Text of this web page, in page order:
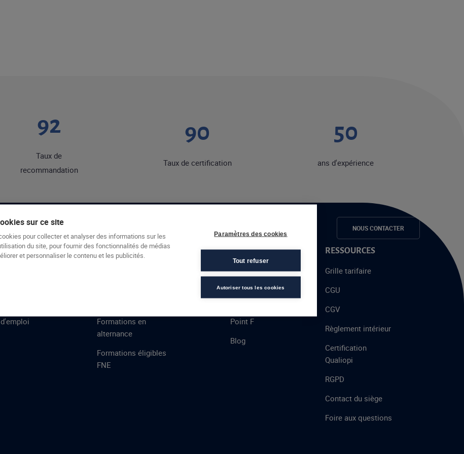
Formations Espace candidats NOUS CONTACTER
92
Taux de
recommandation
90
Taux de certification
50
ans d'expérience
AFEC PRESTATIONS
Formations en
alternance
Formations éligibles
FNE
À PROPOS
Talent
Point F
Blog
RESSOURCES
Grille tarifaire
CGU
CGV
Règlement intérieur
Certification
Qualiopi
RGPD
Contact du siège
Foire aux questions
sur ce site
pour collecter et analyser des informations sur les
du site, pour fournir des fonctionnalités de médias
et personnaliser le contenu et les publicités.
Paramètres des cookies
Tout refuser
Autoriser tous les cookies